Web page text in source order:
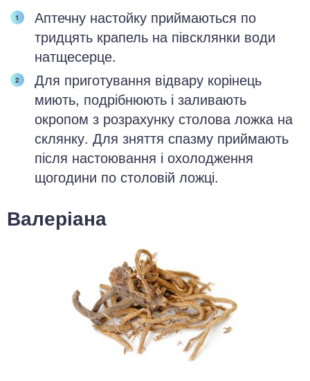
Аптечну настойку приймаються по
тридцять крапель на півсклянки води
натщесерце.
Для приготування відвару корінець
миють, подрібнюють і заливають
окропом з розрахунку столова ложка на
склянку. Для зняття спазму приймають
після настоювання і охолодження
щогодини по столовій ложці.
Валеріана